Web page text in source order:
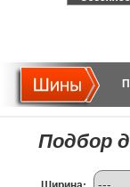
Подбор